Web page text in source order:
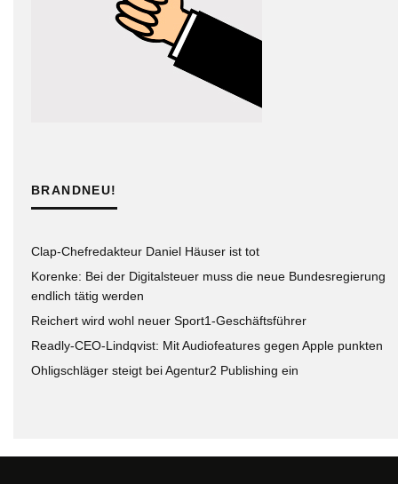
BRANDNEU!
Clap-Chefredakteur Daniel Häuser ist tot
Korenke: Bei der Digitalsteuer muss die neue Bundesregierung
endlich tätig werden
Reichert wird wohl neuer Sport1-Geschäftsführer
Readly-CEO-Lindqvist: Mit Audiofeatures gegen Apple punkten
Ohligschläger steigt bei Agentur2 Publishing ein